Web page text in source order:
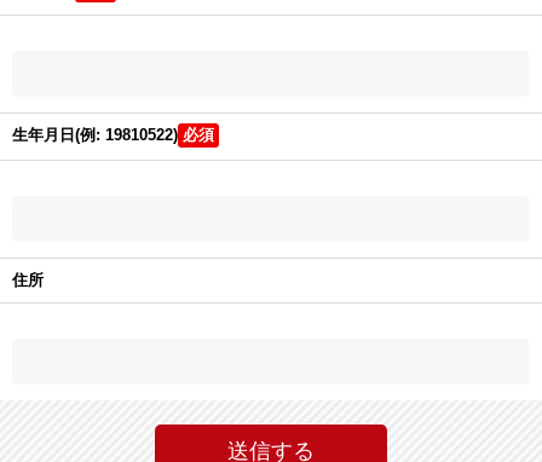
生年月日(例: 19810522)
住所